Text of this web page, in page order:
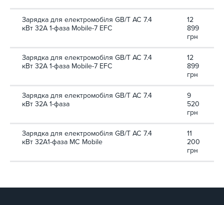
Зарядка для електромобіля GB/T AC 7.4
кВт 32А 1-фаза Mobile-7 EFС
12
899
грн
Зарядка для електромобіля GB/T AC 7.4
кВт 32А 1-фаза Mobile-7 EFС
12
899
грн
Зарядка для електромобіля GB/T AC 7.4
кВт 32А 1-фаза
9
520
грн
Зарядка для електромобіля GB/T AC 7.4
кВт 32A1-фаза MC Mobile
11
200
грн